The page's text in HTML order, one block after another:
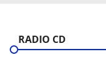
RADIO CD